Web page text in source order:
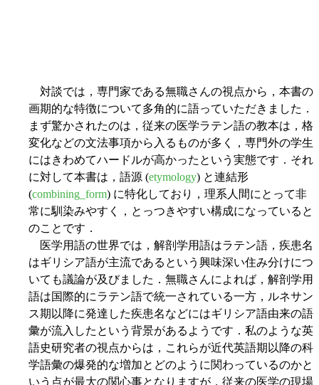
対談では，専門家である無職さんの視点から，本書の
画期的な特徴について多角的に語っていただきました．
まず驚かされたのは，従来の医学ラテン語の教本は，格
変化などの文法事項から入るものが多く，専門外の学生
にはきわめてハードルが高かったという実態です．それ
に対して本書は，語源 (etymology) と連結形
(combining_form) に特化しており，理系人間にとって非
常に馴染みやすく，とっつきやすい構成になっていると
のことです．
医学用語の世界では，解剖学用語はラテン語，疾患名
はギリシア語が主流であるという興味深い住み分けにつ
いても議論が及びました．無職さんによれば，解剖学用
語は国際的にラテン語で統一されている一方，ルネサン
ス期以降に発達した疾患名などにはギリシア語由来の語
彙が流入したという背景があるようです．私のような英
語史研究者の視点からは，これらが近代英語期以降の科
学語彙の爆発的な増加とどのように関わっているのかと
いう点が最大の関心事となりますが，従来の医学の現場